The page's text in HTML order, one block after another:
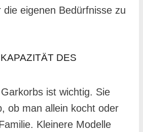
die eigenen Bedürfnisse zu
DES G
ist wichtig. Sie
ob man allein kocht oder
Kleinere Modelle